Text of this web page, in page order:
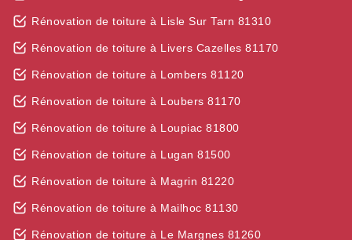
Rénovation de toiture à Lisle Sur Tarn 81310
Rénovation de toiture à Livers Cazelles 81170
Rénovation de toiture à Lombers 81120
Rénovation de toiture à Loubers 81170
Rénovation de toiture à Loupiac 81800
Rénovation de toiture à Lugan 81500
Rénovation de toiture à Magrin 81220
Rénovation de toiture à Mailhoc 81130
Rénovation de toiture à Le Margnes 81260